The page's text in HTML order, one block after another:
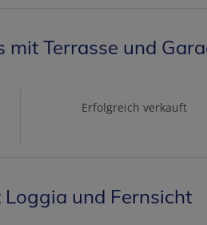
Terrasse und
Erfolgreich verkauft
und Fernsicht